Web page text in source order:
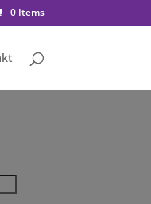
'grant');
0 Items